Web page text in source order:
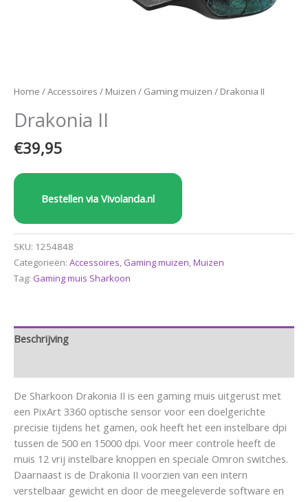
Home /Accessoires / Muizen / Gaming muizen / Drakonia II
Drakonia II
€39,95
Bestellen via Vivolanda.nl
SKU: 1254848
Categorieën: Accessoires, Gaming muizen,Muizen
Tag: Gaming muis Sharkoon
Beschrijving
De Sharkoon Drakonia II is een gaming muis uitgerust met
een PixArt 3360 optische sensor voor een doelgerichte
precisie tijdens het gamen, ook heeft het een instelbare dpi
tussen de 500 en 15000 dpi. Voor meer controle heeft de
muis 12 vrij instelbare knoppen en speciale Omron switches.
Daarnaast is de Drakonia II voorzien van een intern
verstelbaar gewicht en door de meegeleverde software en